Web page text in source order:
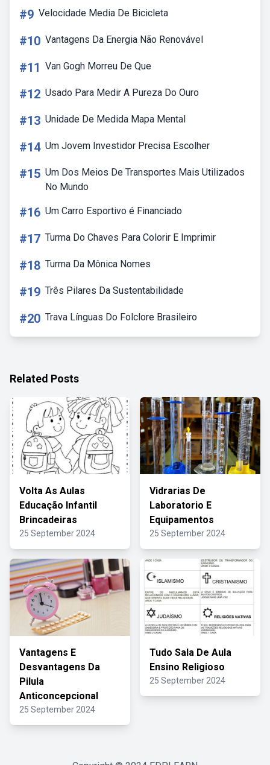
#9 Velocidade Media De Bicicleta
#10 Vantagens Da Energia Não Renovável
#11 Van Gogh Morreu De Que
#12 Usado Para Medir A Pureza Do Ouro
#13 Unidade De Medida Mapa Mental
#14 Um Jovem Investidor Precisa Escolher
#15 Um Dos Meios De Transportes Mais Utilizados
No Mundo
#16 Um Carro Esportivo é Financiado
#17 Turma Do Chaves Para Colorir E Imprimir
#18 Turma Da Mônica Nomes
#19 Três Pilares Da Sustentabilidade
#20 Trava Línguas Do Folclore Brasileiro
Related Posts
Volta As Aulas
Educação Infantil
Brincadeiras
25 September 2024
Vidrarias De
Laboratorio E
Equipamentos
25 September 2024
Vantagens E
Desvantagens Da
Pilula
Anticoncepcional
25 September 2024
Tudo Sala De Aula
Ensino Religioso
25 September 2024